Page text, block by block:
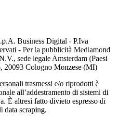
Business Digital - P.Iva
- Per la pubblicità Mediamond
sede legale Amsterdam (Paesi
20093 Cologno Monzese (MI)
trasmessi e/o riprodotti è
all’addestramento di sistemi di
È altresì fatto divieto espresso di
data scraping.